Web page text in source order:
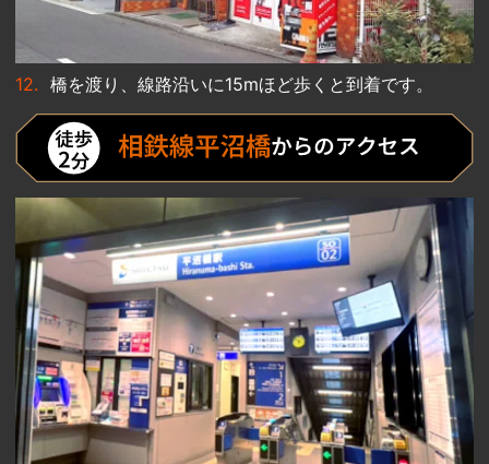
橋を渡り、線路沿いに15mほど歩くと到着です。